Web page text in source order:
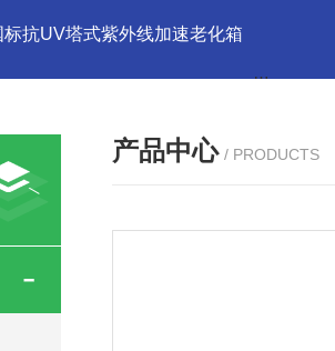
标抗UV塔式紫外线加速老化箱
产品中心 / PRODUCTS